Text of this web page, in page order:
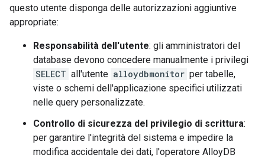
questo utente disponga delle autorizzazioni aggiuntive
appropriate:
Responsabilità dell'utente: gli amministratori del
database devono concedere manualmente i privilegi
SELECT all'utente alloydbmonitor per tabelle,
viste o schemi dell'applicazione specifici utilizzati
nelle query personalizzate.
Controllo di sicurezza del privilegio di scrittura:
per garantire l'integrità del sistema e impedire la
modifica accidentale dei dati, l'operatore AlloyDB